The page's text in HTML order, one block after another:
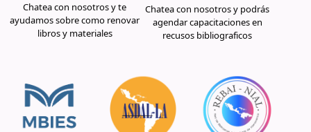
Chatea con nosotros y te
ayudamos sobre como renovar
libros y materiales
Chatea con nosotros y podrás
agendar capacitaciones en
recusos bibliograficos